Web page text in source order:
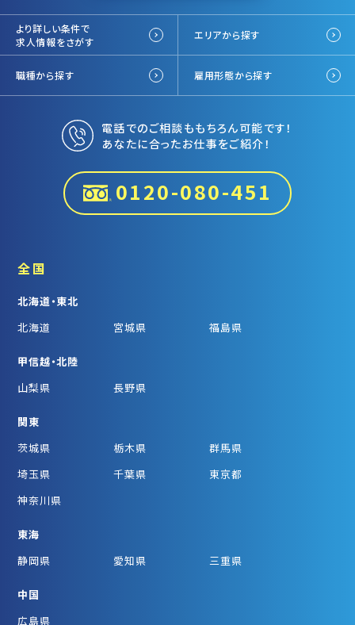
より詳しい条件で
求人情報をさがす
エリアから探す
職種から探す 雇用形態から探す
電話でのご相談ももちろん可能です！
あなたに合ったお仕事をご紹介！
0120-080-451
全国
北海道・東北
北海道
宮城県 福島県
甲信越・北陸
山梨県
長野県
関東
茨城県
栃木県
群馬県
埼玉県
千葉県
東京都
神奈川県
東海
静岡県
愛知県 三重県
中国
広島県